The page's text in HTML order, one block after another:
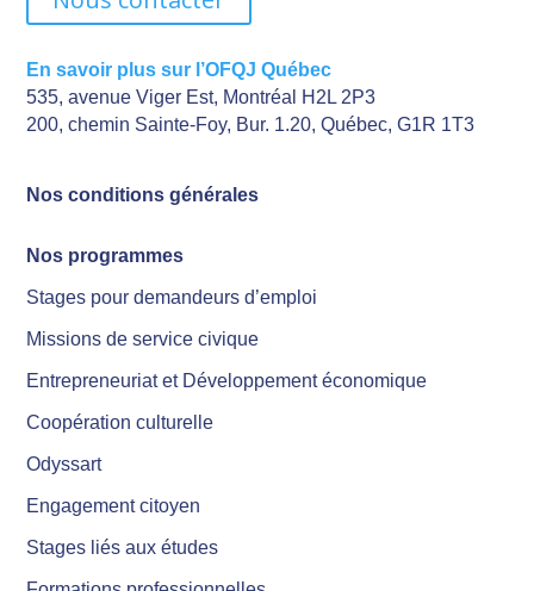
En savoir plus sur l’OFQJ Québec
535, avenue Viger Est, Montréal H2L 2P3
200, chemin Sainte-Foy, Bur. 1.20, Québec, G1R 1T3
Nos conditions générales
Nos programmes
Stages pour demandeurs d’emploi
Missions de service civique
Entrepreneuriat et Développement économique
Coopération culturelle
Odyssart
Engagement citoyen
Stages liés aux études